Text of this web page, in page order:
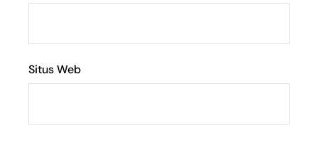
Situs Web